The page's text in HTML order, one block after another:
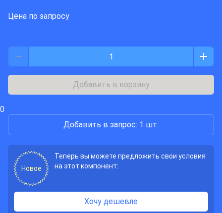
Цена по запросу
Добавить в корзину
0
Добавить в запрос: 1 шт.
Новое
Теперь вы можете предложить свои условия
на этот компонент:
Хочу дешевле